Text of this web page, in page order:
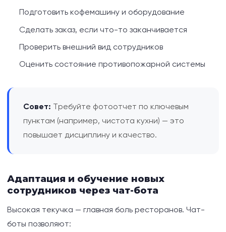
Подготовить кофемашину и оборудование
Сделать заказ, если что-то заканчивается
Проверить внешний вид сотрудников
Оценить состояние противопожарной системы
Совет: Требуйте фотоотчет по ключевым
пунктам (например, чистота кухни) — это
повышает дисциплину и качество.
Адаптация и обучение новых
сотрудников через чат-бота
Высокая текучка — главная боль ресторанов. Чат-
боты позволяют: